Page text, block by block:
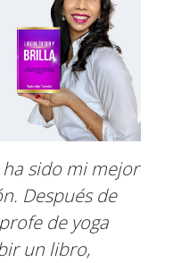
ha sido mi mejor
Después de
de yoga
un libro,